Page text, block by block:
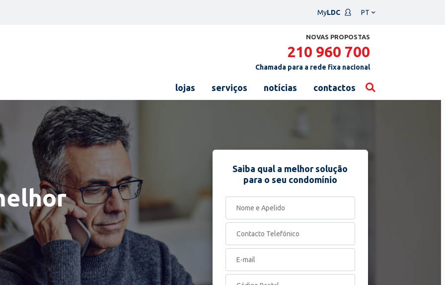
MyLDC
um
NOVAS PROPOSTAS
210 960 700
Chamada para a rede fixa nacional
lojas serviços notícias contactos
Saiba qual a melhor solução
para o seu condomínio